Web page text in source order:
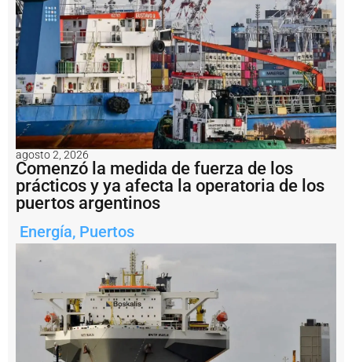
e
a
l
n
t
e
e
n
s
a
li
d
a
e
l
agosto 2, 2026
Comenzó la medida de fuerza de los
prácticos y ya afecta la operatoria de los
puertos argentinos
Energía, Puertos